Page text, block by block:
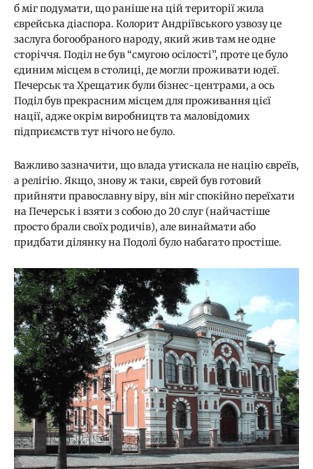
б міг подумати, що раніше на цій території жила
єврейська діаспора. Колорит Андріївського узвозу це
заслуга богообраного народу, який жив там не одне
сторіччя. Поділ не був “смугою осілості”, проте це було
єдиним місцем в столиці, де могли проживати юдеї.
Печерськ та Хрещатик були бізнес-центрами, а ось
Поділ був прекрасним місцем для проживання цієї
нації, адже окрім виробництв та маловідомих
підприємств тут нічого не було.
Важливо зазначити, що влада утискала не націю євреїв,
а релігію. Якщо, знову ж таки, єврей був готовий
прийняти православну віру, він міг спокійно переїхати
на Печерськ і взяти з собою до 20 слуг (найчастіше
просто брали своїх родичів), але винаймати або
придбати ділянку на Подолі було набагато простіше.